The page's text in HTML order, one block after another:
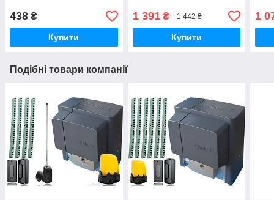
438 ₴
Купити
1 391₴ 1 442 ₴
Купити
1
Подібні товари компанії